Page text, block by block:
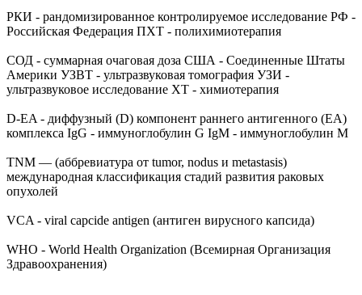
РКИ - рандомизированное контролируемое исследование РФ -
Российская Федерация ПХТ - полихимиотерапия
СОД - суммарная очаговая доза США - Соединенные Штаты
Америки УЗВТ - ультразвуковая томография УЗИ -
ультразвуковое исследование XT - химиотерапия
D-EA - диффузный (D) компонент раннего антигенного (ЕА)
комплекса IgG - иммуноглобулин G IgM - иммуноглобулин М
TNM — (аббревиатура от tumor, nodus и metastasis)
международная классификация стадий развития раковых
опухолей
VCA - viral capcide antigen (антиген вирусного капсида)
WHO - World Health Organization (Всемирная Организация
Здравоохранения)